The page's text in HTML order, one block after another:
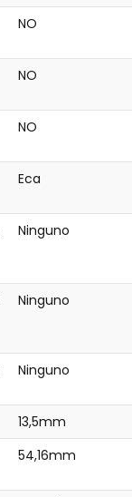
NO
NO
NO
Eca
Ninguno
Ninguno
Ninguno
13,5mm
54,16mm